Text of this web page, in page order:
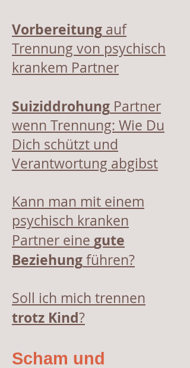
Vorbereitung auf
Trennung von psychisch
krankem Partner
Suiziddrohung Partner
wenn Trennung: Wie Du
Dich schützt und
Verantwortung abgibst
Kann man mit einem
psychisch kranken
Partner eine gute
Beziehungführen?
Soll ich mich trennen
trotz Kind?
Scham und